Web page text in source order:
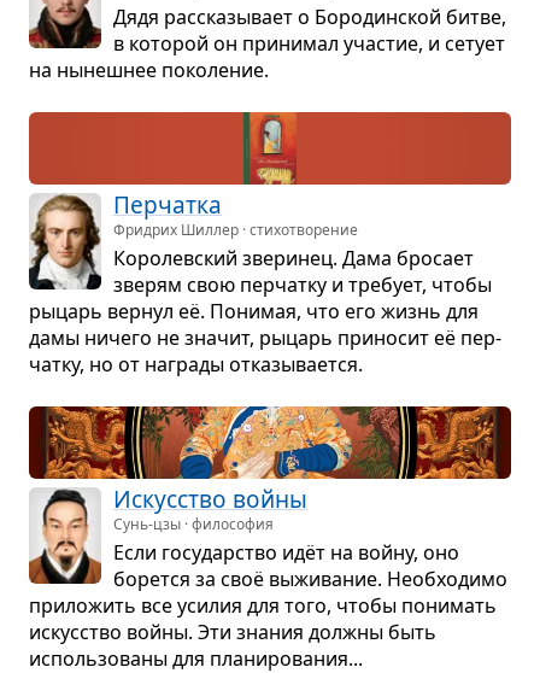
Дядя рас­ска­зы­вает о Боро­дин­ской битве,
в кото­рой он при­ни­мал уча­стие, и сетует
на нынеш­нее поко­ле­ние.
Пер­чатка
Фридрих Шиллер · стихотворение
Коро­лев­ский зве­ри­нец. Дама бро­сает
зве­рям свою пер­чатку и тре­бует, чтобы
рыцарь вер­нул её. Пони­мая, что его жизнь для
дамы ничего не зна­чит, рыцарь при­но­сит её пер­
чатку, но от награды отка­зы­ва­ется.
Искус­ство войны
Сунь-цзы · философия
Если госу­дар­ство идёт на войну, оно
борется за своё выжи­ва­ние. Необ­хо­димо
при­ло­жить все уси­лия для того, чтобы пони­мать
искус­ство войны. Эти зна­ния должны быть
исполь­зо­ваны для пла­ни­ро­ва­ния...